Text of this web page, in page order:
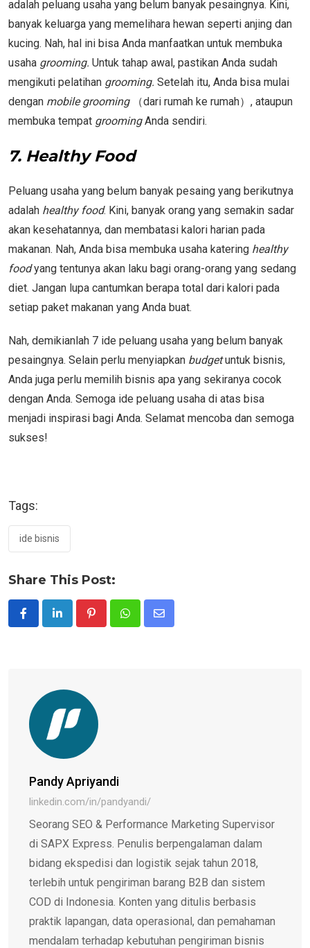
adalah peluang usaha yang belum banyak pesaingnya. Kini,
banyak keluarga yang memelihara hewan seperti anjing dan
kucing. Nah, hal ini bisa Anda manfaatkan untuk membuka
usaha grooming. Untuk tahap awal, pastikan Anda sudah
mengikuti pelatihan grooming. Setelah itu, Anda bisa mulai
dengan mobile grooming
（dari rumah ke rumah）, ataupun
membuka tempat groomingAnda sendiri.
7. Healthy Food
Peluang usaha yang belum banyak pesaing yang berikutnya
adalah healthy food. Kini, banyak orang yang semakin sadar
akan kesehatannya, dan membatasi kalori harian pada
makanan. Nah, Anda bisa membuka usaha katering healthy
foodyang tentunya akan laku bagi orang-orang yang sedang
diet. Jangan lupa cantumkan berapa total dari kalori pada
setiap paket makanan yang Anda buat.
Nah, demikianlah 7 ide peluang usaha yang belum banyak
pesaingnya. Selain perlu menyiapkan budgetuntuk bisnis,
Anda juga perlu memilih bisnis apa yang sekiranya cocok
dengan Anda. Semoga ide peluang usaha di atas bisa
menjadi inspirasi bagi Anda. Selamat mencoba dan semoga
sukses!
Tags:
ide bisnis
Share This Post:
PinterestWhatsappShare
Pandy Apriyandi
linkedin.com/in/pandyandi/
Seorang SEO & Performance Marketing Supervisor
di SAPX Express. Penulis berpengalaman dalam
bidang ekspedisi dan logistik sejak tahun 2018,
terlebih untuk pengiriman barang B2B dan sistem
COD di Indonesia. Konten yang ditulis berbasis
praktik lapangan, data operasional, dan pemahaman
mendalam terhadap kebutuhan pengiriman bisnis